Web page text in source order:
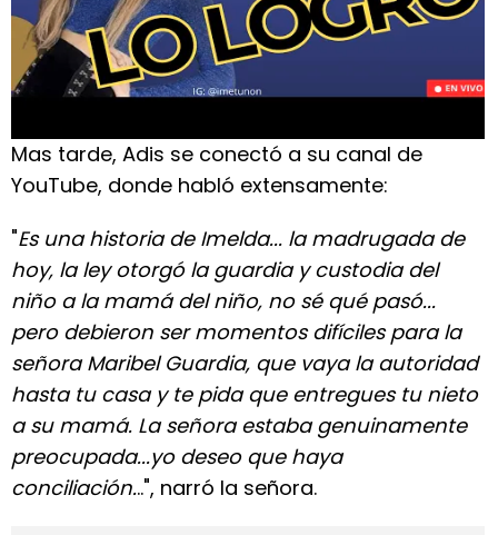
Mas tarde, Adis se conectó a su canal de
YouTube, donde habló extensamente:
"Es una historia de Imelda... la madrugada de
hoy, la ley otorgó la guardia y custodia del
niño a la mamá del niño, no sé qué pasó...
pero debieron ser momentos difíciles para la
señora Maribel Guardia, que vaya la autoridad
hasta tu casa y te pida que entregues tu nieto
a su mamá. La señora estaba genuinamente
preocupada...yo deseo que haya
conciliación...", narró la señora.